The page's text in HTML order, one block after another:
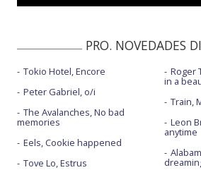
PRO. NOVEDADES
Tokio Hotel, Encore
Peter Gabriel, o/i
The Avalanches, No bad
memories
Eels, Cookie happened
Tove Lo, Estrus
Roger
in a
Train,
Leon
anytime